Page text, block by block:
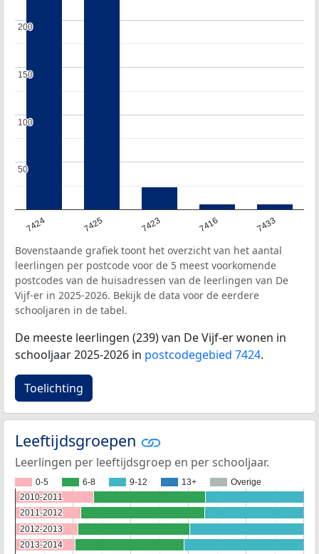
7424 7425 7423 7416 7433
50
50
100
100
150
150
200
200
Bovenstaande grafiek toont het overzicht van het aantal
leerlingen per postcode voor de 5 meest voorkomende
postcodes van de huisadressen van de leerlingen van De
Vijf-er in 2025-2026. Bekijk de data voor de eerdere
schooljaren in de tabel.
De meeste leerlingen (239) van De Vijf-er wonen in
schooljaar 2025-2026 in postcodegebied 7424.
Toelichting
Leeftijdsgroepen
Leerlingen per leeftijdsgroep en per schooljaar.
0-5 6-8 9-12 13+ Overige
2010-2011
2010-2011
2011-2012
2011-2012
2012-2013
2012-2013
2013-2014
2013-2014